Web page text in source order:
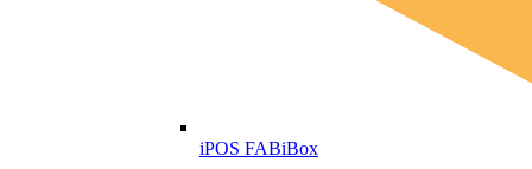
iPOS FABiBox